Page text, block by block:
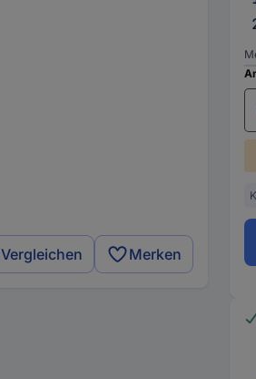
Vergleichen Merken